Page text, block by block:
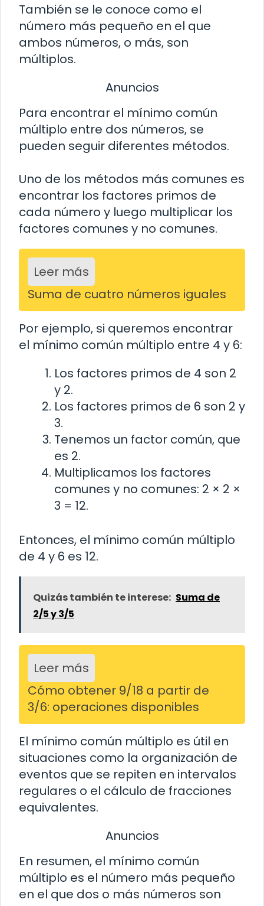
También se le conoce como el
número más pequeño en el que
ambos números, o más, son
múltiplos.
Anuncios
Para encontrar el mínimo común
múltiplo entre dos números, se
pueden seguir diferentes métodos.
Uno de los métodos más comunes es
encontrar los factores primos de
cada número y luego multiplicar los
factores comunes y no comunes.
Leer más
Suma de cuatro números iguales
Por ejemplo, si queremos encontrar
el mínimo común múltiplo entre 4 y 6:
Los factores primos de 4 son 2
y 2.
Los factores primos de 6 son 2 y
3.
Tenemos un factor común, que
es 2.
Multiplicamos los factores
comunes y no comunes: 2 × 2 ×
3 = 12.
Entonces, el mínimo común múltiplo
de 4 y 6 es 12.
Quizás también te interese: Suma de
2/5 y 3/5
Leer más
Cómo obtener 9/18 a partir de
3/6: operaciones disponibles
El mínimo común múltiplo es útil en
situaciones como la organización de
eventos que se repiten en intervalos
regulares o el cálculo de fracciones
equivalentes.
Anuncios
En resumen, el mínimo común
múltiplo es el número más pequeño
en el que dos o más números son